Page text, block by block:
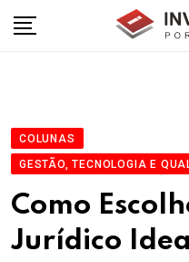
COLUNAS
GESTÃO, TECNOLOGIA E
Como
Jurídico